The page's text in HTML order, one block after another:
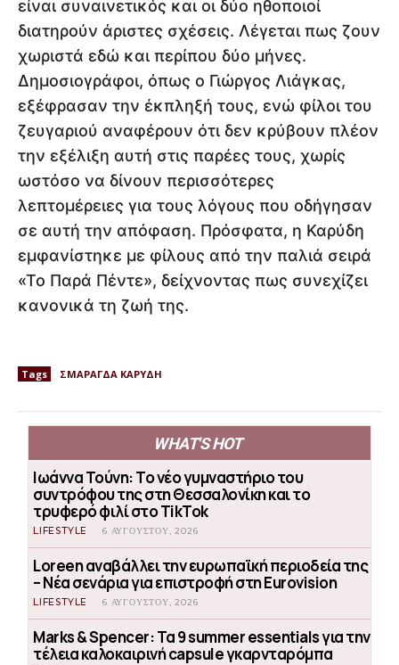
είναι συναινετικός και οι δύο ηθοποιοί
διατηρούν άριστες σχέσεις. Λέγεται πως ζουν
χωριστά εδώ και περίπου δύο μήνες.
Δημοσιογράφοι, όπως ο Γιώργος Λιάγκας,
εξέφρασαν την έκπληξή τους, ενώ φίλοι του
ζευγαριού αναφέρουν ότι δεν κρύβουν πλέον
την εξέλιξη αυτή στις παρέες τους, χωρίς
ωστόσο να δίνουν περισσότερες
λεπτομέρειες για τους λόγους που οδήγησαν
σε αυτή την απόφαση. Πρόσφατα, η Καρύδη
εμφανίστηκε με φίλους από την παλιά σειρά
«Το Παρά Πέντε», δείχνοντας πως συνεχίζει
κανονικά τη ζωή της.
Tags ΣΜΑΡΑΓΔΑ ΚΑΡΥΔΗ
WHAT'S HOT
Ιωάννα Τούνη: Το νέο γυμναστήριο του
συντρόφου της στη Θεσσαλονίκη και το
τρυφερό φιλί στο TikTok
LIFESTYLE 6 ΑΥΓΟΎΣΤΟΥ, 2026
Loreen αναβάλλει την ευρωπαϊκή περιοδεία της
– Νέα σενάρια για επιστροφή στη Eurovision
LIFESTYLE 6 ΑΥΓΟΎΣΤΟΥ, 2026
Marks & Spencer: Τα 9 summer essentials για την
τέλεια καλοκαιρινή capsule γκαρνταρόμπα